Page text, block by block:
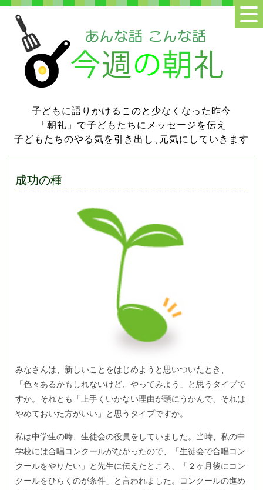
子どもに語りかけるこのと少なくなった昨今
「朝礼」で子どもたちにメッセージを伝え
子どもたちのやる気を引き出し
元気にしていきます
成功の種
みなさんは、新しいことをはじめようと思いついたとき、
「色々あるかもしれないけど、やってみよう」と思うタイプで
すか。それとも「上手くいかない理由が頭にうかんで、それは
やめておいた方がいい」と思うタイプですか。
私は中学生の時、生徒会の役員をしていました。当時、私の中
学校には合唱コンクールがなかったので、「生徒会で合唱コン
クールをやりたい」と先生に伝えたところ、「２ヶ月後にコン
クールをひらくのが条件」と言われました。コンクールの進め